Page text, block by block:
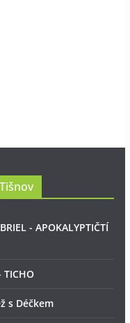
- APOKALYPTIČTÍ
TICHO
s Déčkem